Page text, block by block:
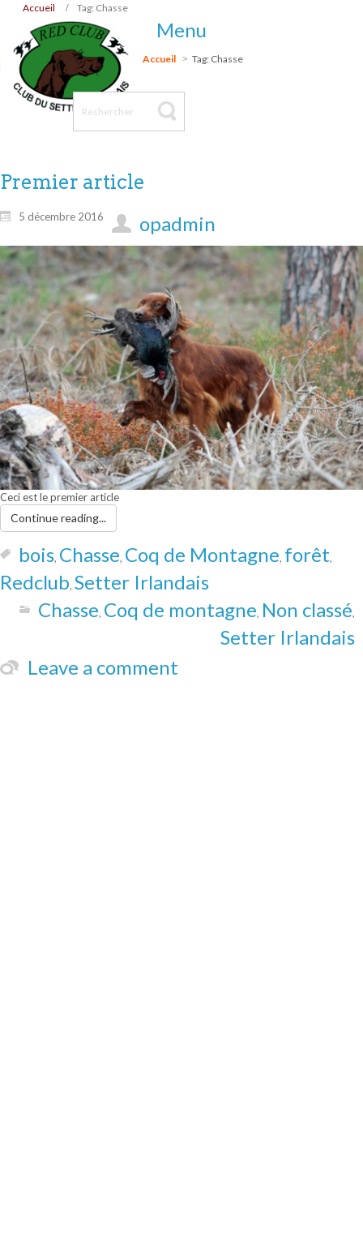
Accueil Tag: Chasse
Menu
Accueil Tag: Chasse
Premier article
5 décembre 2016 opadmin
Ceci est le premier article
Continue reading...
bois, Chasse, Coq de Montagne, forêt,
Redclub, Setter Irlandais
Chasse, Coq de montagne, Non classé,
Setter Irlandais
Leave a comment